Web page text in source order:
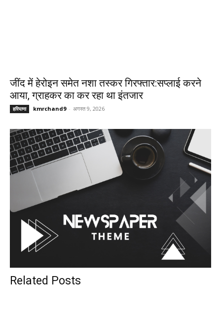
जींद में हेरोइन समेत नशा तस्कर गिरफ्तार:सप्लाई करने
आया, ग्राहकर का कर रहा था इंतजार
हरियाणा kmrchand9 - अगस्त 9, 2026
Related Posts